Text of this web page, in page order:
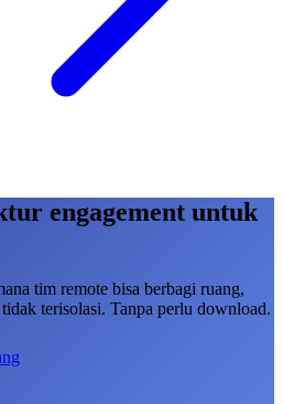
engagement untuk
tim remote bisa berbagi ruang,
terisolasi. Tanpa perlu download.